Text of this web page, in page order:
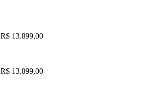
R$ 13.899,00
R$ 13.899,00